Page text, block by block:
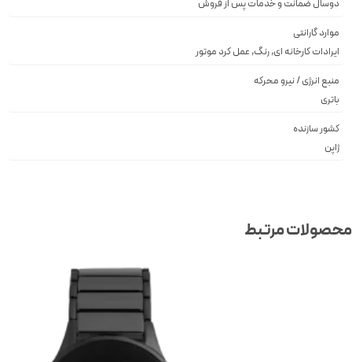
دوسال ضمانت و خدمات پس از فروش
موارد گارانتی
ایرادات کارخانه ای, رنگ, عمل کرد موتور
منبع انرژی / نیرو محرکه
باتری
کشور سازنده
ژاپن
مرتبط